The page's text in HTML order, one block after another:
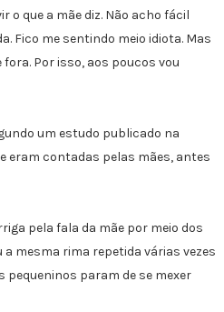
o que a mãe diz. Não acho fácil
Fico me sentindo meio idiota. Mas
Por isso, aos poucos vou
um estudo publicado na
eram contadas pelas mães, antes
pela fala da mãe por meio dos
mesma rima repetida várias vezes
pequeninos param de se mexer